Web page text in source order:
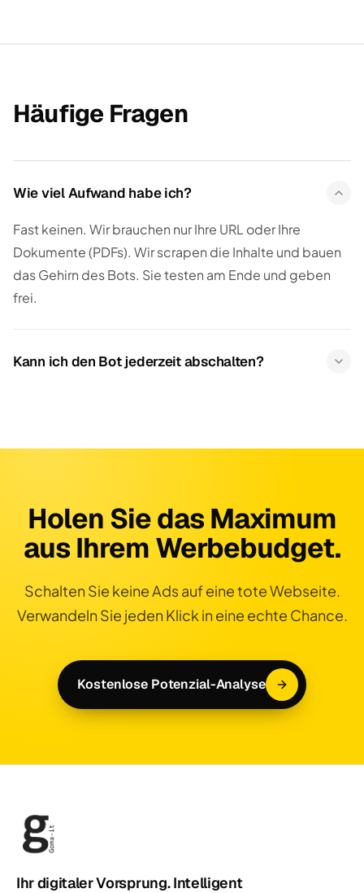
Häufige Fragen
Wie viel Aufwand habe ich?
Fast keinen. Wir brauchen nur Ihre URL oder Ihre
Dokumente (PDFs). Wir scrapen die Inhalte und bauen
das Gehirn des Bots. Sie testen am Ende und geben
frei.
Kann ich den Bot jederzeit abschalten?
Holen Sie das Maximum
aus Ihrem Werbebudget.
Schalten Sie keine Ads auf eine tote Webseite.
Verwandeln Sie jeden Klick in eine echte Chance.
Kostenlose Potenzial-Analyse
Ihr digitaler Vorsprung. Intelligent